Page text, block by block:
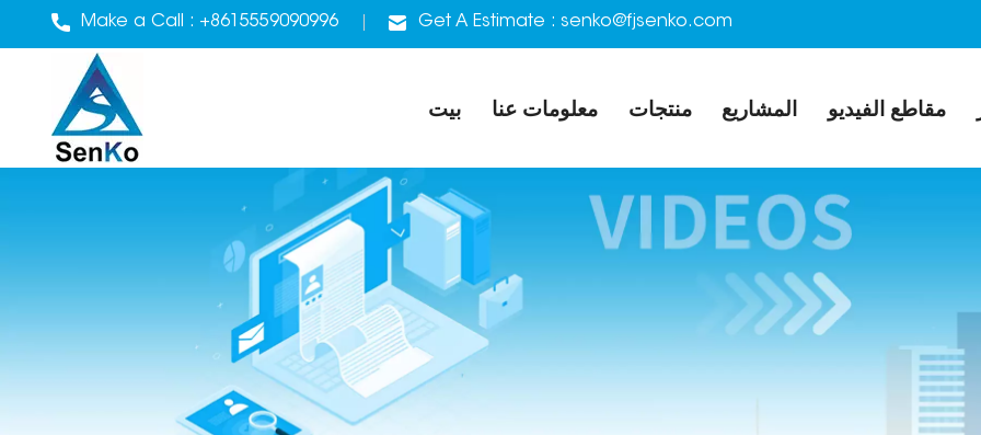
Make a Call : +8615559090996 Get A Estimate : senko@fjsenko.com
بيت معلومات عنا منتجات المشاريع مقاطع الفيديو